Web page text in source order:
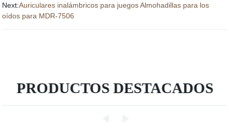
Next:Auriculares inalámbricos para juegos Almohadillas para los
oídos para MDR-7506
PRODUCTOS DESTACADOS